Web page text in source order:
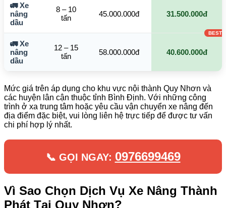
🚛 Xe
nâng
dầu
8 – 10
tấn
45.000.000đ 31.500.000đ
🚛 Xe
nâng
dầu
12 – 15
tấn
58.000.000đ 40.600.000đ
Mức giá trên áp dụng cho khu vực nội thành Quy Nhơn và
các huyện lân cận thuộc tỉnh Bình Định. Với những công
trình ở xa trung tâm hoặc yêu cầu vận chuyển xe nâng đến
địa điểm đặc biệt, vui lòng liên hệ trực tiếp để được tư vấn
chi phí hợp lý nhất.
📞 GỌI NGAY: 0976699469
Vì Sao Chọn Dịch Vụ Xe Nâng Thành
Phát Tại Quy Nhơn?